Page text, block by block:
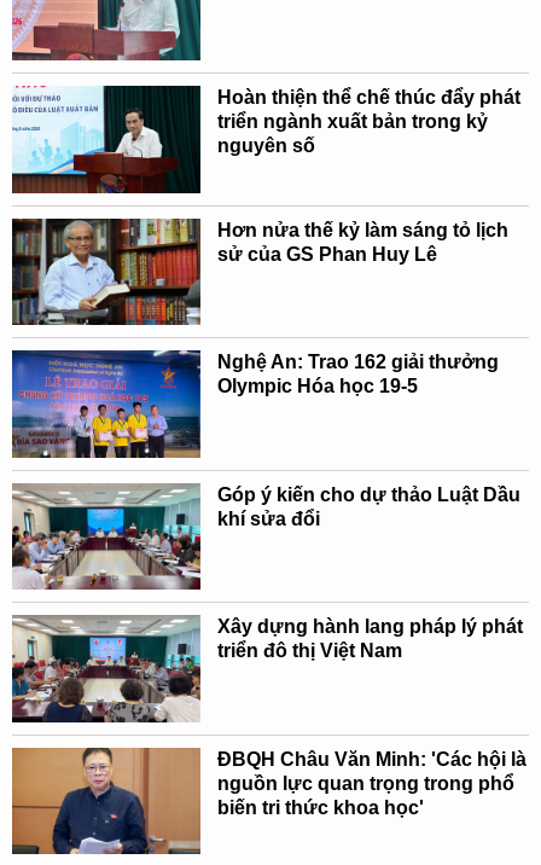
Hoàn thiện thể chế thúc đẩy phát
triển ngành xuất bản trong kỷ
nguyên số
Hơn nửa thế kỷ làm sáng tỏ lịch
sử của GS Phan Huy Lê
Nghệ An: Trao 162 giải thưởng
Olympic Hóa học 19-5
Góp ý kiến cho dự thảo Luật Dầu
khí sửa đổi
Xây dựng hành lang pháp lý phát
triển đô thị Việt Nam
ĐBQH Châu Văn Minh: 'Các hội là
nguồn lực quan trọng trong phổ
biến tri thức khoa học'